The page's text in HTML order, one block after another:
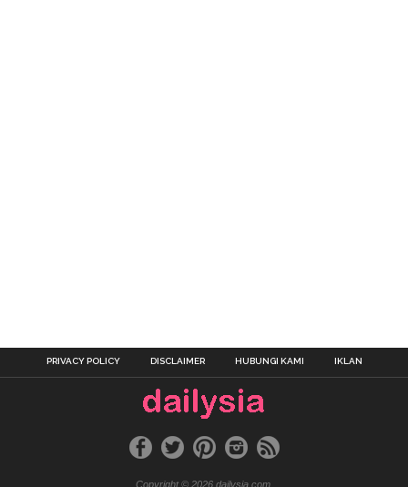
PRIVACY POLICY DISCLAIMER HUBUNGI KAMI IKLAN
Copyright © 2026 dailysia.com.